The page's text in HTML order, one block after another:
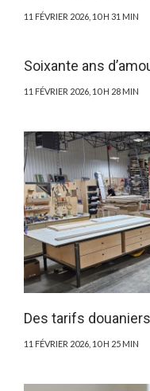
11 FÉVRIER 2026, 10 H 31 MIN
Soixante ans
11 FÉVRIER 2026, 10 H 28 MIN
Des tarifs
11 FÉVRIER 2026, 10 H 25 MIN